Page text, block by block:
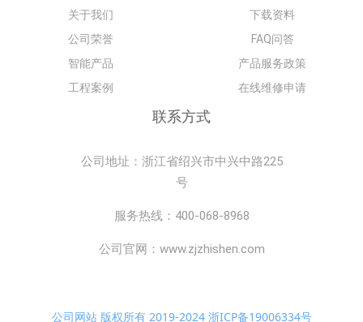
关于我们
公司荣誉
智能产品
工程案例
下载资料
FAQ问答
产品服务政策
在线维修申请
联系方式
公司地址：浙江省绍兴市中兴中路225
号
服务热线：400-068-8968
公司官网：www.zjzhishen.com
公司网站 版权所有 2019-2024 浙ICP备19006334号